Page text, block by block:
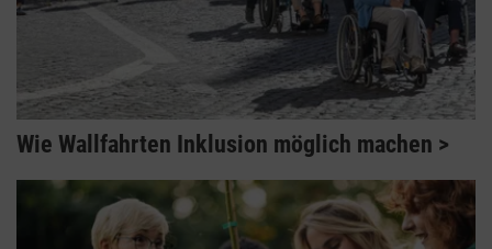
Wie Wallfahrten Inklusion möglich machen